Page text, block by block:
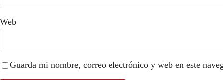
Web
Guarda mi nombre, correo electrónico y web en este